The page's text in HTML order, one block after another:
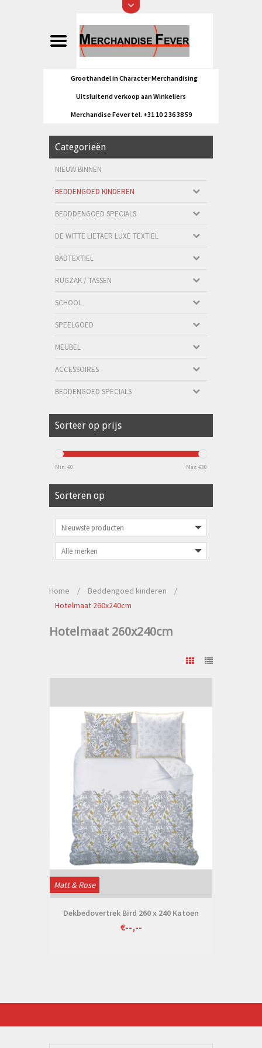
Groothandel in Character Merchandising
Uitsluitend verkoop aan Winkeliers
Merchandise Fever tel. +31 10 2 36 38 59
Categorieën
NIEUW BINNEN
BEDDENGOED KINDEREN
BEDDDENGOED SPECIALS
DE WITTE LIETAER LUXE TEXTIEL
BADTEXTIEL
RUGZAK / TASSEN
SCHOOL
SPEELGOED
MEUBEL
ACCESSOIRES
BEDDENGOED SPECIALS
Sorteer op prijs
Min: €0 Max: €30
Sorteren op
Home / Beddengoed kinderen
/
Hotelmaat 260x240cm
Hotelmaat 260x240cm
Matt & Rose
Dekbedovertrek Bird 260 x 240 Katoen
€--,--